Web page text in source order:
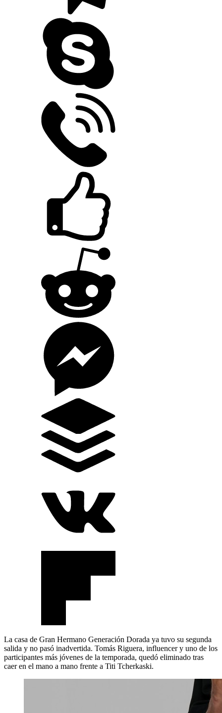
La casa de Gran Hermano Generación Dorada ya tuvo su segunda
salida y no pasó inadvertida. Tomás Riguera, influencer y uno de los
participantes más jóvenes de la temporada, quedó eliminado tras
caer en el mano a mano frente a Titi Tcherkaski.